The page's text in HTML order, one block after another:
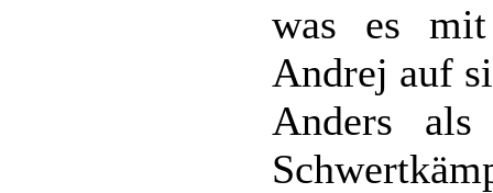
was es mit
Andrej auf
Anders